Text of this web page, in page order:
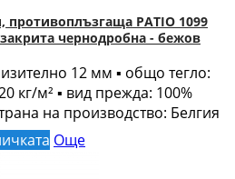
противоплъзгаща PATIO 1099
чернодробна - бежов
12 мм ▪ общо тегло:
кг/м² ▪ вид прежда: 100%
на производство: Белгия
Още